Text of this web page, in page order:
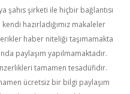
şahıs şirketi ile hiçbir bağlantısı
hazırladığımız makaleler
haber niteliği taşımamakta
paylaşım yapılmamaktadır.
tamamen tesadüfidir.
ücretsiz bir bilgi paylaşım